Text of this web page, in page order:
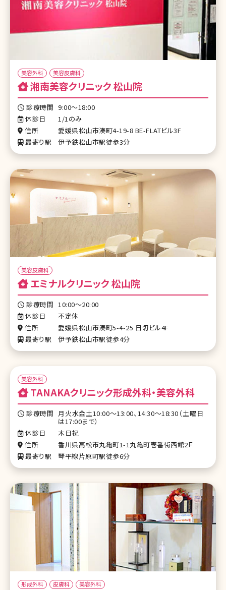
美容外科 美容皮膚科
湘南美容クリニック 松山院
診療時間 9:00～18:00
休診日
1/1のみ
住所
愛媛県松山市湊町4-19-8 BE-FLATビル3F
最寄り駅
伊予鉄松山市駅徒歩3分
美容皮膚科
エミナルクリニック 松山院
診療時間 10:00～20:00
休診日
不定休
住所
愛媛県松山市湊町5-4-25 日切ビル4F
最寄り駅
伊予鉄松山市駅徒歩4分
美容外科
TANAKAクリニック形成外科・美容外科
診療時間 月火水金土10:00～13:00、14:30～18:30（土曜日
は17:00まで）
休診日
木日祝
住所
香川県高松市丸亀町1-1丸亀町壱番街西館2Ｆ
最寄り駅
琴平線片原町駅徒歩6分
形成外科 皮膚科 美容外科